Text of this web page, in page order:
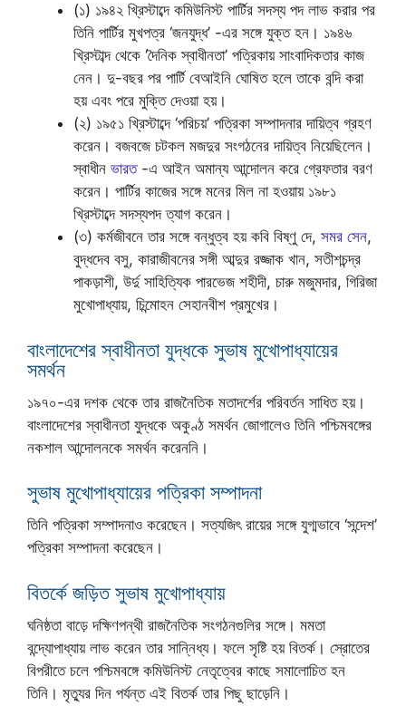
(১) ১৯৪২ খ্রিস্টাব্দে কমিউনিস্ট পার্টির সদস্য পদ লাভ করার পর
তিনি পার্টির মুখপত্র ‘জনযুদ্ধ’ -এর সঙ্গে যুক্ত হন। ১৯৪৬
খ্রিস্টাব্দ থেকে ‘দৈনিক স্বাধীনতা’ পত্রিকায় সাংবাদিকতার কাজ
নেন। দু-বছর পর পার্টি বেআইনি ঘোষিত হলে তাকে বন্দি করা
হয় এবং পরে মুক্তি দেওয়া হয়।
(২) ১৯৫১ খ্রিস্টাব্দে ‘পরিচয়’ পত্রিকা সম্পাদনার দায়িত্ব গ্রহণ
করেন। বজবজে চটকল মজদুর সংগঠনের দায়িত্ব নিয়েছিলেন।
স্বাধীন ভারত-এ আইন অমান্য আন্দোলন করে গ্রেফতার বরণ
করেন। পার্টির কাজের সঙ্গে মনের মিল না হওয়ায় ১৯৮১
খ্রিস্টাব্দে সদস্যপদ ত্যাগ করেন।
(৩) কর্মজীবনে তার সঙ্গে বন্ধুত্ব হয় কবি বিষ্ণু দে, সমর সেন,
বুদ্ধদেব বসু, কারাজীবনের সঙ্গী আব্দুর রজ্জাক খান, সতীশচন্দ্র
পাকড়াশী, উর্দু সাহিত্যিক পারভেজ শহীদী, চারু মজুমদার, গিরিজা
মুখোপাধ্যায়, চিন্মোহন সেহানবীশ প্রমুখের।
বাংলাদেশের স্বাধীনতা যুদ্ধকে সুভাষ মুখোপাধ্যায়ের
সমর্থন
১৯৭০-এর দশক থেকে তার রাজনৈতিক মতাদর্শের পরিবর্তন সাধিত হয়।
বাংলাদেশের স্বাধীনতা যুদ্ধকে অকুণ্ঠ সমর্থন জোগালেও তিনি পশ্চিমবঙ্গের
নকশাল আন্দোলনকে সমর্থন করেননি।
সুভাষ মুখোপাধ্যায়ের পত্রিকা সম্পাদনা
তিনি পত্রিকা সম্পাদনাও করেছেন। সত্যজিৎ রায়ের সঙ্গে যুগ্মভাবে ‘সন্দেশ’
পত্রিকা সম্পাদনা করেছেন।
বিতর্কে জড়িত সুভাষ মুখোপাধ্যায়
ঘনিষ্ঠতা বাড়ে দক্ষিণপন্থী রাজনৈতিক সংগঠনগুলির সঙ্গে। মমতা
বন্দ্যোপাধ্যায় লাভ করেন তার সান্নিধ্য। ফলে সৃষ্টি হয় বিতর্ক। স্রোতের
বিপরীতে চলে পশ্চিমবঙ্গে কমিউনিস্ট নেতৃত্বের কাছে সমালোচিত হন
তিনি। মৃত্যুর দিন পর্যন্ত এই বিতর্ক তার পিছু ছাড়েনি।